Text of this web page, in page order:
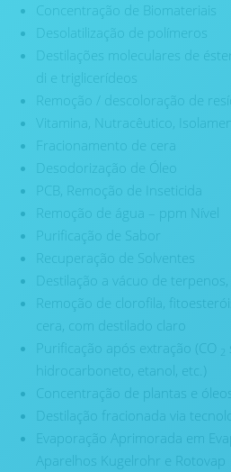
Concentração de Biomateriais
Desolatilização de polímeros
Destilações moleculares de
di e triglicerídeos
Remoção / descoloração de
Vitamina, Nutracêutico,
Fracionamento de cera
Desodorização de Óleo
PCB, Remoção de Inseticida
Remoção de água – ppm Nível
Purificação de Sabor
Recuperação de Solventes
Destilação a vácuo de terpenos,
Remoção de clorofila,
cera, com destilado claro
Purificação após extração (CO
hidrocarboneto, etanol, etc.)
Concentração de plantas e óleos
Destilação fracionada via
Evaporação Aprimorada em
Aparelhos Kugelrohr e Rotovap